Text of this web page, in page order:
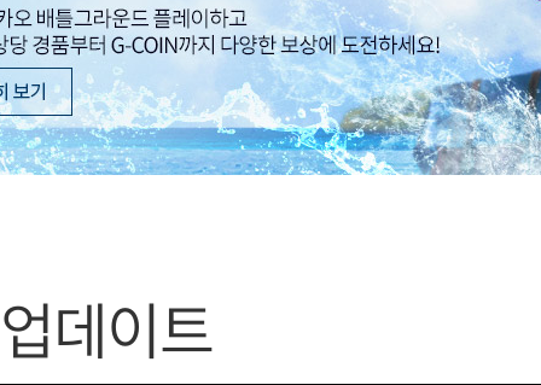
모바일게임
우마무스메 프리티 더비
SMiniz
프렌즈팝콘
프렌즈타운
서비스
내정보
보안센터
대회소식
업데이트